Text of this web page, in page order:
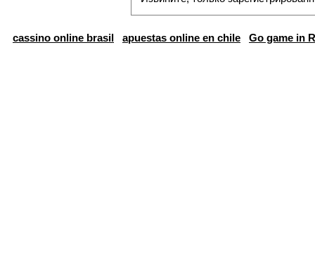
cassino online brasil apuestas online en chile Go game in